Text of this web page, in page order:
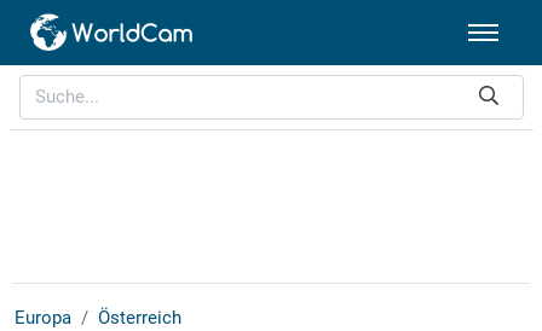
Europa Österreich